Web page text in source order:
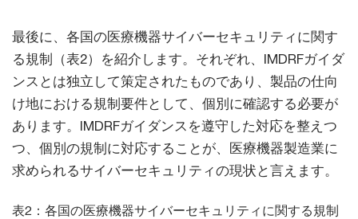
最後に、各国の医療機器サイバーセキュリティに関す
る規制（表2）を紹介します。それぞれ、IMDRFガイダ
ンスとは独立して策定されたものであり、製品の仕向
け地における規制要件として、個別に確認する必要が
あります。IMDRFガイダンスを遵守した対応を整えつ
つ、個別の規制に対応することが、医療機器製造業に
求められるサイバーセキュリティの現状と言えます。
表2：各国の医療機器サイバーセキュリティに関する規制